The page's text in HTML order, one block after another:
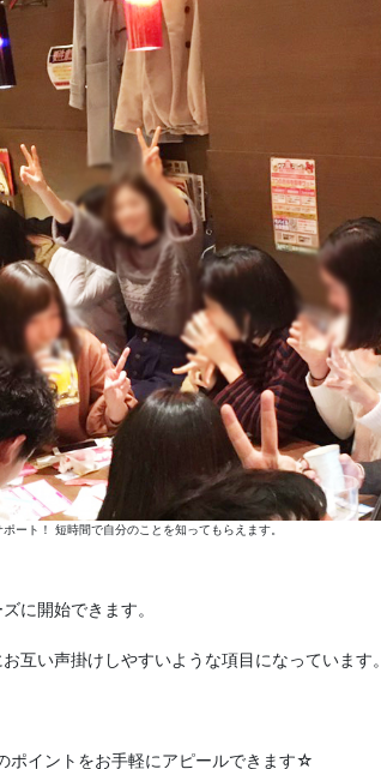
ート！ 短時間で自分のことを知ってもらえます。
に開始できます。
互い声掛けしやすいような項目になっています。
ポイントをお手軽にアピールできます☆